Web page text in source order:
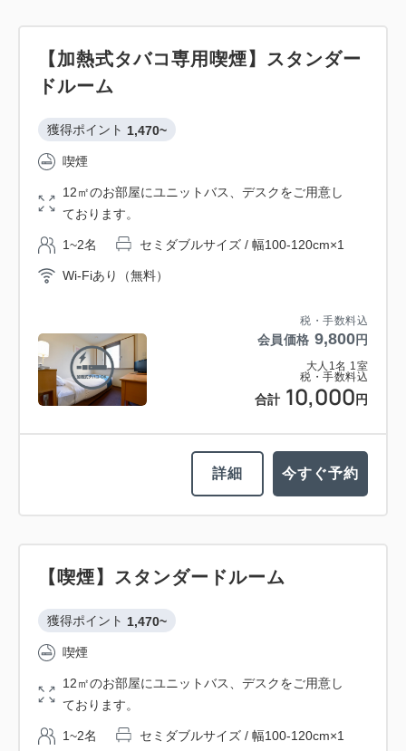
税・手数料込
会員価格 9,800円
大人 1名 1室
税・手数料込
合計 10,000 円
【加熱式タバコ専用喫煙】スタンダー
ドルーム
獲得ポイント 1,470~
喫煙
12㎡のお部屋にユニットバス、デスクをご用意し
ております。
1~2名 セミダブルサイズ / 幅100-120cm×1
Wi-Fiあり（無料）
詳細 今すぐ予約
【喫煙】スタンダードルーム
獲得ポイント 1,470~
喫煙
12㎡のお部屋にユニットバス、デスクをご用意し
ております。
1~2名 セミダブルサイズ / 幅100-120cm×1